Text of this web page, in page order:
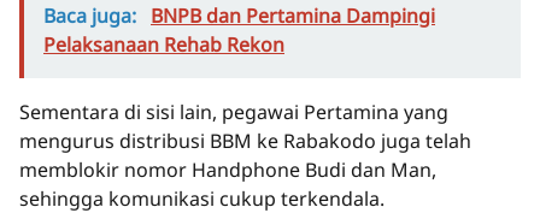
Baca juga: BNPB dan Pertamina Dampingi
Pelaksanaan Rehab Rekon
Sementara di sisi lain, pegawai Pertamina yang
mengurus distribusi BBM ke Rabakodo juga telah
memblokir nomor Handphone Budi dan Man,
sehingga komunikasi cukup terkendala.